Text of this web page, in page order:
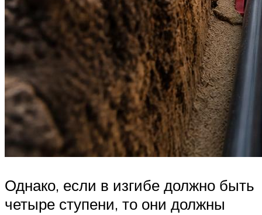
Однако, если в изгибе должно быть
четыре ступени, то они должны